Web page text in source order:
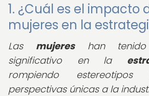
1. ¿Cuál es el impacto
mujeres en la
Las mujereshan tenido
significativo en la
rompiendo
perspectivas únicas a la